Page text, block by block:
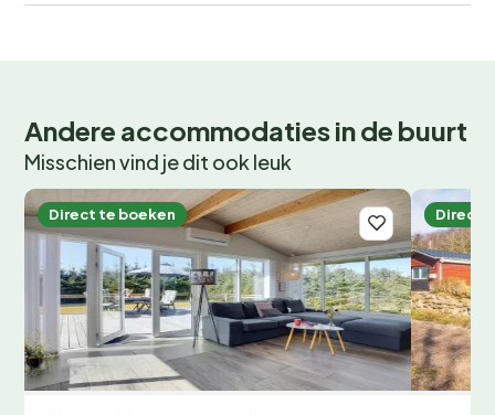
Andere accommodaties in de buurt
Misschien vind je dit ook leuk
Direct te boeken Direct